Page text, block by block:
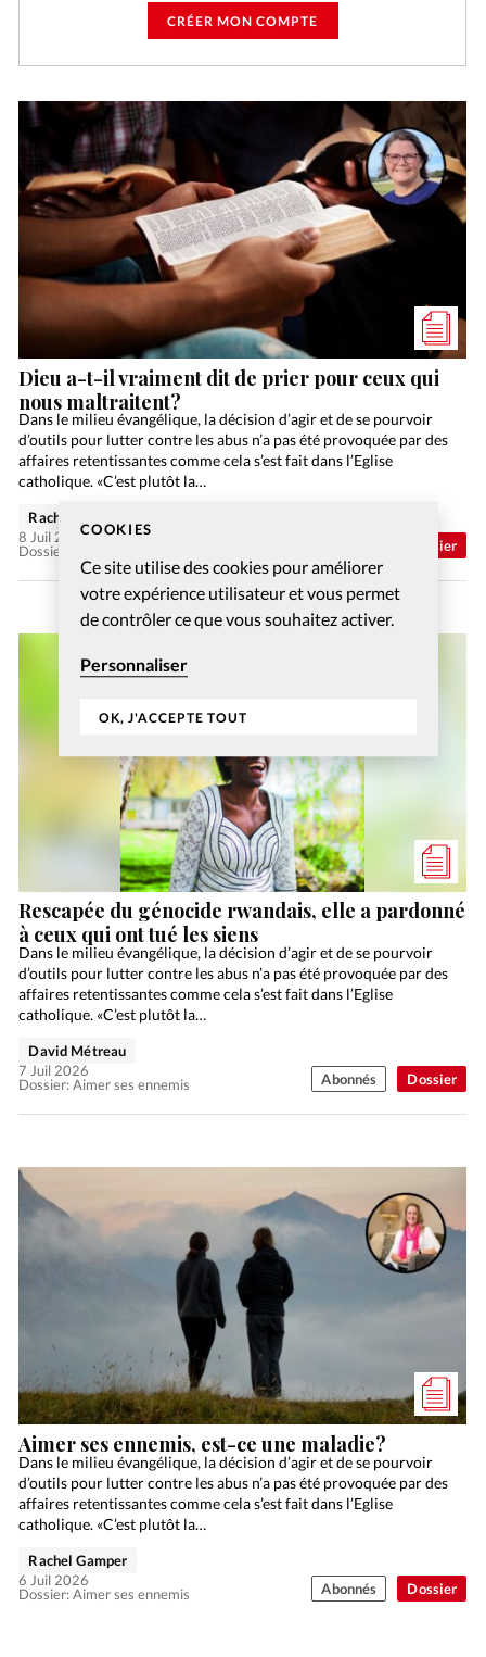
COOKIES
Ce site utilise des cookies pour améliorer
votre expérience utilisateur et vous permet
de contrôler ce que vous souhaitez activer.
Personnaliser
OK, J'ACCEPTE TOUT
CRÉER MON COMPTE
Dossier
Dieu a-t-il vraiment dit de prier pour ceux qui
nous maltraitent?
Dans le milieu évangélique, la décision d’agir et de se pourvoir
d’outils pour lutter contre les abus n’a pas été provoquée par des
affaires retentissantes comme cela s’est fait dans l’Eglise
catholique. «C’est plutôt la…
Dossier: Aimer ses ennemis
Rachel Gamper
8 Juil 2026
Dossier
Rescapée du génocide rwandais, elle a pardonné
à ceux qui ont tué les siens
Dans le milieu évangélique, la décision d’agir et de se pourvoir
d’outils pour lutter contre les abus n’a pas été provoquée par des
affaires retentissantes comme cela s’est fait dans l’Eglise
catholique. «C’est plutôt la…
Dossier: Aimer ses ennemis
David Métreau
7 Juil 2026
Abonnés
Dossier
Aimer ses ennemis, est-ce une maladie?
Dans le milieu évangélique, la décision d’agir et de se pourvoir
d’outils pour lutter contre les abus n’a pas été provoquée par des
affaires retentissantes comme cela s’est fait dans l’Eglise
catholique. «C’est plutôt la…
Dossier: Aimer ses ennemis
Rachel Gamper
6 Juil 2026
Abonnés